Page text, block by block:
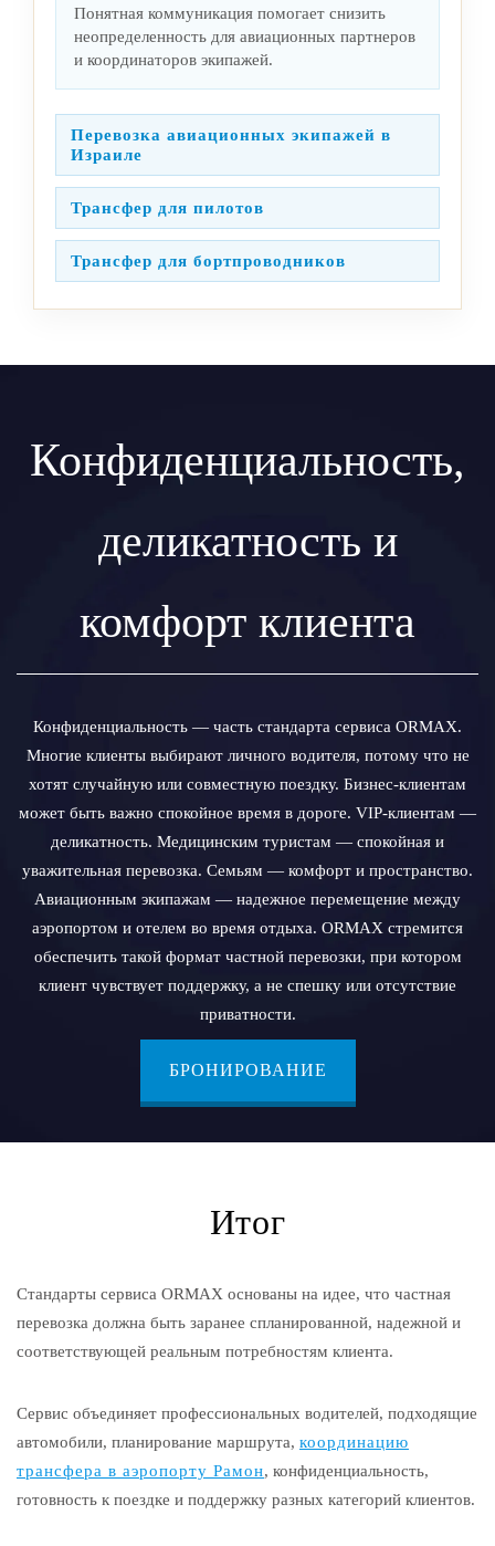
Понятная коммуникация помогает снизить
неопределенность для авиационных партнеров
и координаторов экипажей.
Перевозка авиационных экипажей в
Израиле
Трансфер для пилотов
Трансфер для бортпроводников
Конфиденциальность,
деликатность и
комфорт клиента
Конфиденциальность — часть стандарта сервиса ORMAX.
Многие клиенты выбирают личного водителя, потому что не
хотят случайную или совместную поездку. Бизнес-клиентам
может быть важно спокойное время в дороге. VIP-клиентам —
деликатность. Медицинским туристам — спокойная и
уважительная перевозка. Семьям — комфорт и пространство.
Авиационным экипажам — надежное перемещение между
аэропортом и отелем во время отдыха. ORMAX стремится
обеспечить такой формат частной перевозки, при котором
клиент чувствует поддержку, а не спешку или отсутствие
приватности.
БРОНИРОВАНИЕ
Итог
Стандарты сервиса ORMAX основаны на идее, что частная
перевозка должна быть заранее спланированной, надежной и
соответствующей реальным потребностям клиента.
Сервис объединяет профессиональных водителей, подходящие
автомобили, планирование маршрута, координацию
трансфера в аэропорту Рамон, конфиденциальность,
готовность к поездке и поддержку разных категорий клиентов.